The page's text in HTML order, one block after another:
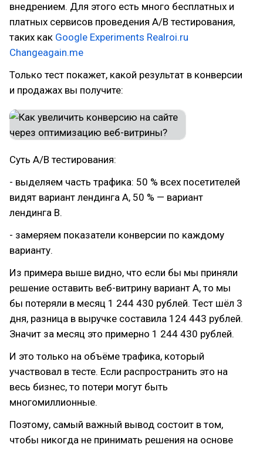
внедрением. Для этого есть много бесплатных и
платных сервисов проведения A/B тестирования,
таких как Google Experiments Realroi.ru
Changeagain.me
Только тест покажет, какой результат в конверсии
и продажах вы получите:
Суть A/B тестирования:
- выделяем часть трафика: 50 % всех посетителей
видят вариант лендинга A, 50 % — вариант
лендинга B.
- замеряем показатели конверсии по каждому
варианту.
Из примера выше видно, что если бы мы приняли
решение оставить веб-витрину вариант А, то мы
бы потеряли в месяц 1 244 430 рублей. Тест шёл 3
дня, разница в выручке составила 124 443 рублей.
Значит за месяц это примерно 1 244 430 рублей.
И это только на объёме трафика, который
участвовал в тесте. Если распространить это на
весь бизнес, то потери могут быть
многомиллионные.
Поэтому, самый важный вывод состоит в том,
чтобы никогда не принимать решения на основе